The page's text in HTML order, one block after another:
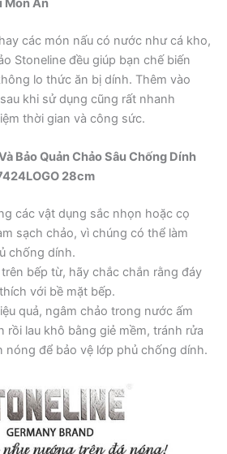
Món Ăn
các món nấu có nước như cá kho,
Stoneline đều giúp bạn chế biến
lo thức ăn bị dính. Thêm vào
khi sử dụng cũng rất nhanh
thời gian và công sức.
Bảo Quản Chảo Sâu Chống Dính
28cm
các vật dụng sắc nhọn hoặc cọ
sạch chảo, vì chúng có thể làm
chống dính.
bếp từ, hãy chắc chắn rằng đáy
với bề mặt bếp.
quả, ngâm chảo trong nước ấm
rồi lau khô bằng giẻ mềm, tránh rửa
nóng để bảo vệ lớp phủ chống dính.